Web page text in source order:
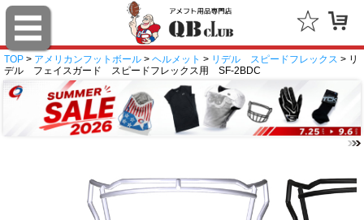
TOP > アメリカンフットボール > ヘルメット > リデル スピードフレックス > リ
デル フェイスガード スピードフレックス用 SF-2BDC